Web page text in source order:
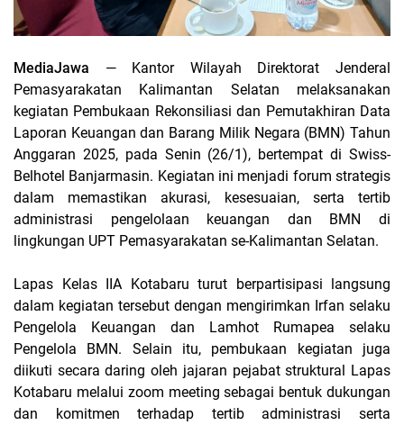
MediaJawa — Kantor Wilayah Direktorat Jenderal
Pemasyarakatan Kalimantan Selatan melaksanakan
kegiatan Pembukaan Rekonsiliasi dan Pemutakhiran Data
Laporan Keuangan dan Barang Milik Negara (BMN) Tahun
Anggaran 2025, pada Senin (26/1), bertempat di Swiss-
Belhotel Banjarmasin. Kegiatan ini menjadi forum strategis
dalam memastikan akurasi, kesesuaian, serta tertib
administrasi pengelolaan keuangan dan BMN di
lingkungan UPT Pemasyarakatan se-Kalimantan Selatan.
Lapas Kelas IIA Kotabaru turut berpartisipasi langsung
dalam kegiatan tersebut dengan mengirimkan Irfan selaku
Pengelola Keuangan dan Lamhot Rumapea selaku
Pengelola BMN. Selain itu, pembukaan kegiatan juga
diikuti secara daring oleh jajaran pejabat struktural Lapas
Kotabaru melalui zoom meeting sebagai bentuk dukungan
dan komitmen terhadap tertib administrasi serta